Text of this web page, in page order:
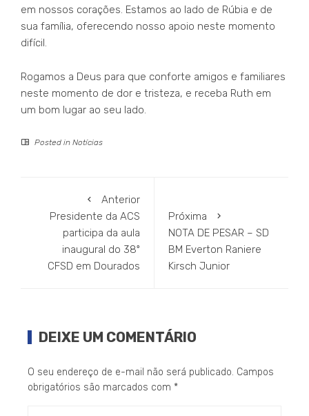
em nossos corações. Estamos ao lado de Rúbia e de
sua família, oferecendo nosso apoio neste momento
difícil.
Rogamos a Deus para que conforte amigos e familiares
neste momento de dor e tristeza, e receba Ruth em
um bom lugar ao seu lado.
Posted in Notícias
Anterior
Presidente da ACS
participa da aula
inaugural do 38º
CFSD em Dourados
Próxima
NOTA DE PESAR – SD
BM Everton Raniere
Kirsch Junior
DEIXE UM COMENTÁRIO
O seu endereço de e-mail não será publicado. Campos
obrigatórios são marcados com *